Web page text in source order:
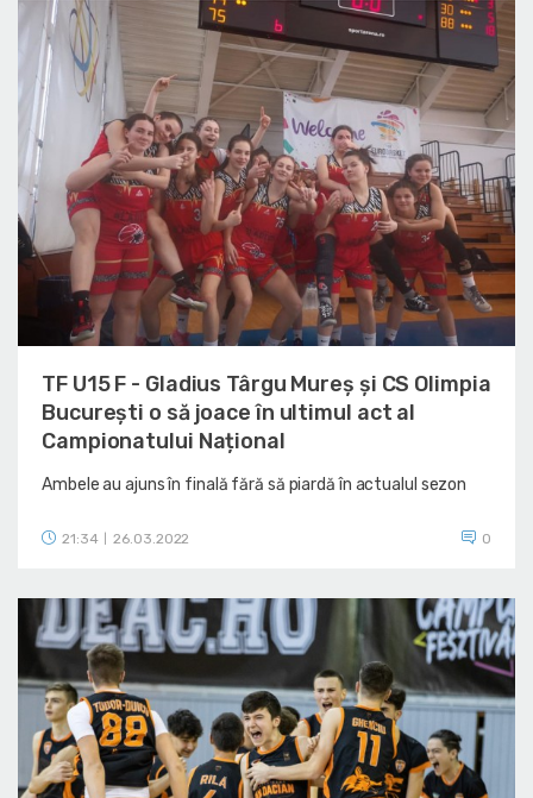
TF U15 F - Gladius Târgu Mureș și CS Olimpia
București o să joace în ultimul act al
Campionatului Național
Ambele au ajuns în finală fără să piardă în actualul sezon
21:34 26.03.2022 0